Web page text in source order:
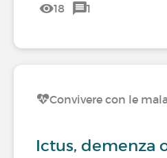
18 1
Convivere con le
Ictus, demenza